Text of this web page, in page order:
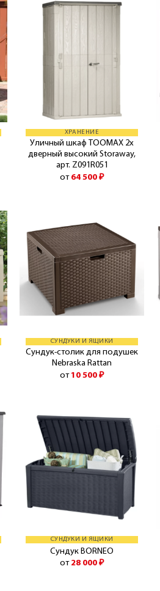
ХРАНЕНИЕ
Уличный шкаф TOOMAX 2х
дверный высокий Storaway,
арт. Z091R051
от 64 500₽
СУНДУКИ И ЯЩИКИ
Сундук-столик для подушек
Nebraska Rattan
от 10 500₽
СУНДУКИ И ЯЩИКИ
Сундук BORNEO
от 28 000₽